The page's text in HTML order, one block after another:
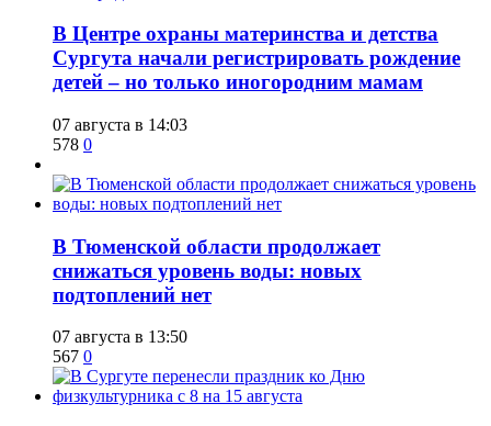
​В Центре охраны материнства и детства
Сургута начали регистрировать рождение
детей – но только иногородним мамам
07 августа в 14:03
578 0
​В Тюменской области продолжает
снижаться уровень воды: новых
подтоплений нет
07 августа в 13:50
567 0